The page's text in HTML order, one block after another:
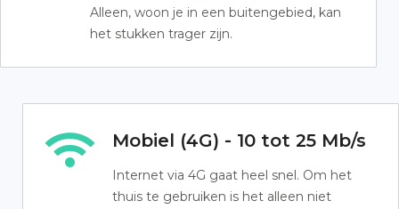
Alleen, woon je in een buitengebied, kan
het stukken trager zijn.
Mobiel (4G) - 10 tot 25 Mb/s
Internet via 4G gaat heel snel. Om het
thuis te gebruiken is het alleen niet